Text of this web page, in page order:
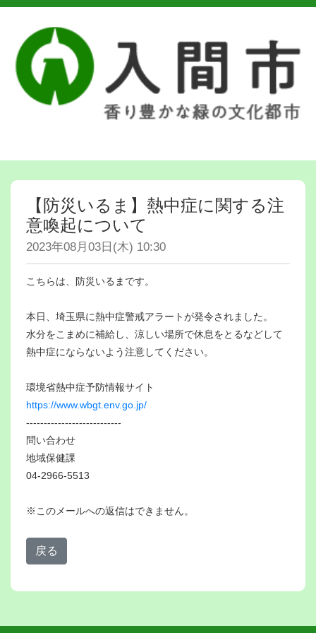
【防災いるま】熱中症に関する注
意喚起について
2023年08月03日(木) 10:30
こちらは、防災いるまです。
本日、埼玉県に熱中症警戒アラートが発令されました。
水分をこまめに補給し、涼しい場所で休息をとるなどして
熱中症にならないよう注意してください。
環境省熱中症予防情報サイト
https://www.wbgt.env.go.jp/
---------------------------
問い合わせ
地域保健課
04-2966-5513
※このメールへの返信はできません。
戻る